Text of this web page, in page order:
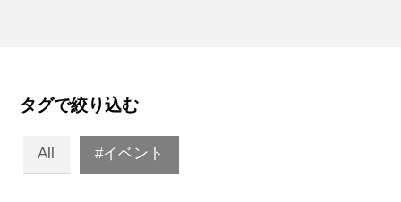
タグで絞り込む
All #イベント